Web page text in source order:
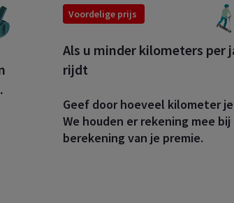
klantenzone
over je verzekeringen als
Healthcare
je gezondheids­
eenvoudig en snel
Wat kan je
Ontdek het
Voordelige prijs
Als u minder kilometers per
rijdt
Geef door hoeveel kilometer
We houden er rekening mee bij
berekening van je premie.